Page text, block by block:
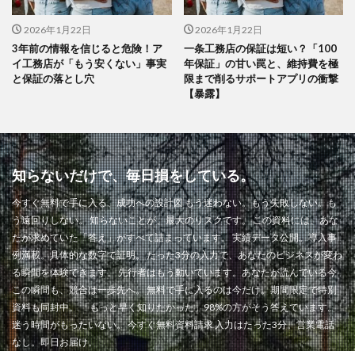
2026年1月22日
3年前の情報を信じると危険！ア
イ工務店が「もう安くない」事実
と保証の落とし穴
2026年1月22日
一条工務店の保証は短い？「100
年保証」の甘い罠と、維持費を極
限まで削るサポートアプリの衝撃
【暴露】
知らないだけで、毎日損をしている。
今すぐ無料で手に入る、成功への設計図 もう迷わない。もう失敗しない。も
う遠回りしない。 知らないことが、最大のリスクです。 この資料には、あな
たが求めていた「答え」がすべて詰まっています。 実績データ公開。導入事
例満載。具体的な数字で証明。 たった3分の入力で、あなたのビジネスが変わ
る瞬間を体験できます。 先行者はもう動いています。あなたが読んでいる今
この瞬間も、競合は一歩先へ。 無料で手に入るのは今だけ。期間限定で特別
資料も同封中。 「もっと早く知りたかった」98%の方がそう答えています。
迷う時間がもったいない。 今すぐ無料資料請求 入力はたった3分。営業電話
なし。即日お届け。